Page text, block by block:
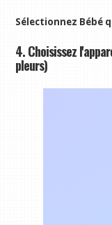
Sélectionnez Bébé
4. Choisissez
pleurs)